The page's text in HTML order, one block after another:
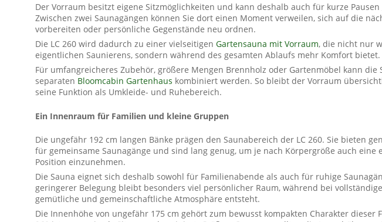
Der Vorraum besitzt eigene Sitzmöglichkeiten und kann deshalb auch für kurze
Zwischen zwei Saunagängen können Sie dort einen Moment verweilen, sich auf die
vorbereiten oder persönliche Gegenstände neu ordnen.
Die LC 260 wird dadurch zu einer vielseitigenGartensauna mit Vorraum, die nicht nur
eigentlichen Saunierens, sondern während des gesamten Ablaufs mehr Komfort bietet.
Für umfangreicheres Zubehör, größere Mengen Brennholz oder Gartenmöbel kann die
separaten Bloomcabin Gartenhaus kombiniert werden. So bleibt der Vorraum
seine Funktion als Umkleide- und Ruhebereich.
Ein Innenraum für Familien und kleine Gruppen
Die ungefähr 192 cm langen Bänke prägen den Saunabereich der LC 260. Sie bieten
für gemeinsame Saunagänge und sind lang genug, um je nach Körpergröße auch eine
Position einzunehmen.
Die Sauna eignet sich deshalb sowohl für Familienabende als auch für ruhige
geringerer Belegung bleibt besonders viel persönlicher Raum, während bei
gemütliche und gemeinschaftliche Atmosphäre entsteht.
Die Innenhöhe von ungefähr 175 cm gehört zum bewusst kompakten Charakter dieser